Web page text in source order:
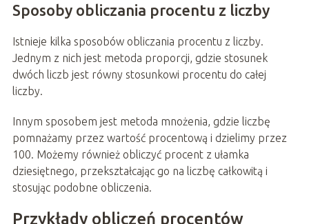
Sposoby obliczania procentu z liczby
Istnieje kilka sposobów obliczania procentu z liczby.
Jednym z nich jest metoda proporcji, gdzie stosunek
dwóch liczb jest równy stosunkowi procentu do całej
liczby.
Innym sposobem jest metoda mnożenia, gdzie liczbę
pomnażamy przez wartość procentową i dzielimy przez
100. Możemy również obliczyć procent z ułamka
dziesiętnego, przekształcając go na liczbę całkowitą i
stosując podobne obliczenia.
Przykłady obliczeń procentów